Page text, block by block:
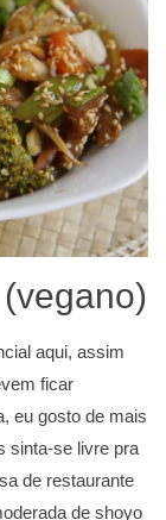
aqui, assim
ficar
eu gosto de mais
sinta-se livre pra
de restaurante
de shoyo